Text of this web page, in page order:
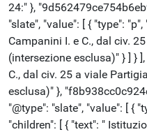
24:" },
"slate", "value": [ { "type":
Campanini I. e C., dal civ.
(intersezione esclusa)" } ] }
C., dal civ. 25 a viale
esclusa)" },
"@type": "slate", "value": [ {
"children": [ { "text": "